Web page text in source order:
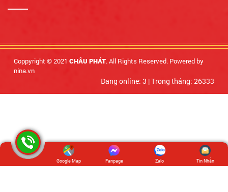
Coppyright © 2021 CHÂU PHÁT. All Rights Reserved. Powered by
nina.vn
Đang online: 3 |Trong tháng: 26333
Google Map Fanpage Zalo Tin Nhắn